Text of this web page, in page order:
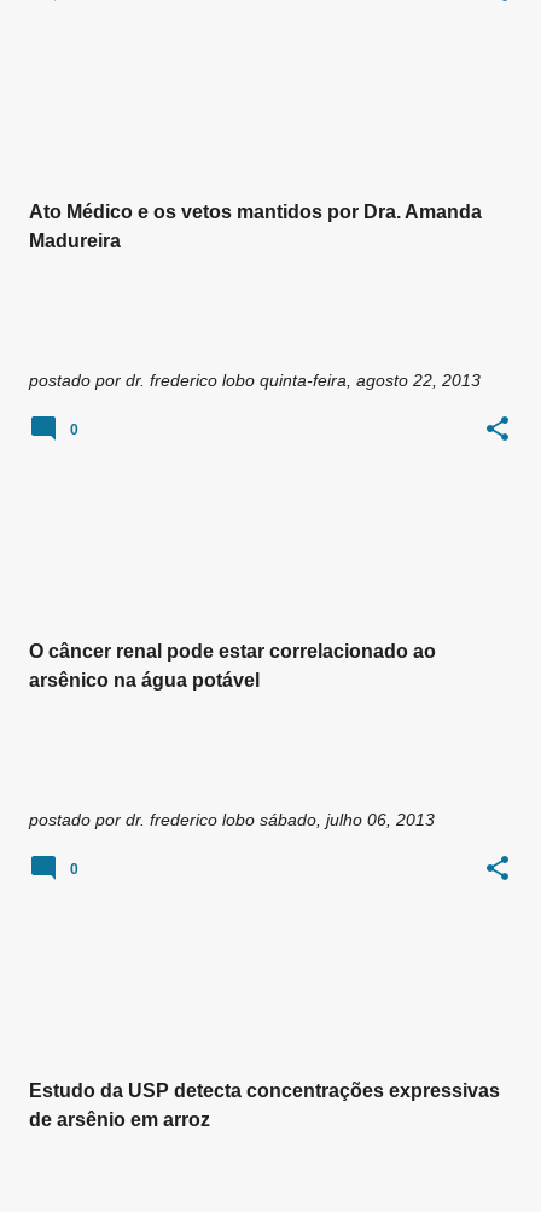
Ato Médico e os vetos mantidos por Dra. Amanda
Madureira
postado por dr. frederico lobo quinta-feira, agosto 22, 2013
0
O câncer renal pode estar correlacionado ao
arsênico na água potável
postado por dr. frederico lobo sábado, julho 06, 2013
0
Estudo da USP detecta concentrações expressivas
de arsênio em arroz